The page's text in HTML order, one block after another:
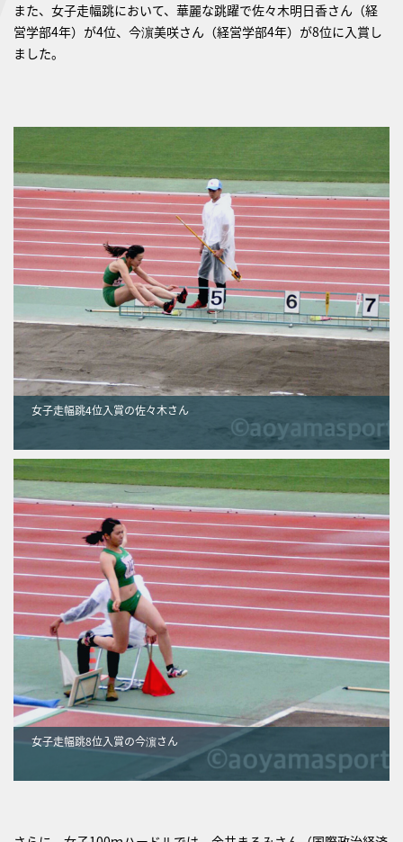
また、女子走幅跳において、華麗な跳躍で佐々木明日香さん（経
営学部4年）が4位、今濵美咲さん（経営学部4年）が8位に入賞し
ました。
女子走幅跳4位入賞の佐々木さん
女子走幅跳8位入賞の今濵さん